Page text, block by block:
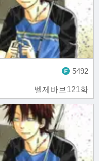
벨제바브121화
5492